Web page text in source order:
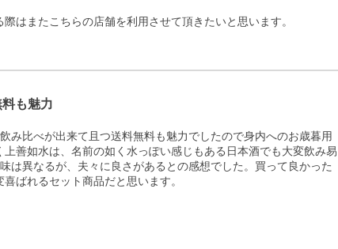
はまたこちらの店舗を利用させて頂きたいと思います。
も魅力
み比べが出来て且つ送料無料も魅力でしたので身内へのお歳暮用
善如水は、名前の如く水っぽい感じもある日本酒でも大変飲み易
は異なるが、夫々に良さがあるとの感想でした。買って良かった
ばれるセット商品だと思います。